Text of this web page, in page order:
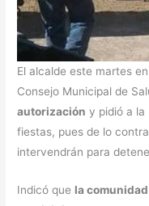
El alcalde este martes
Consejo Municipal de
autorización y pidió a la
fiestas, pues de lo
intervendrán para
Indicó que la